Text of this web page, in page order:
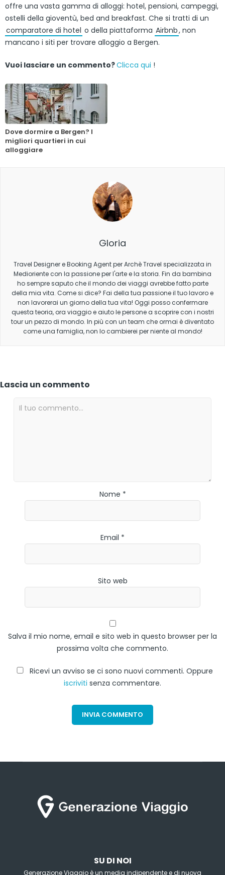
offre una vasta gamma di alloggi: hotel, pensioni, campeggi,
ostelli della gioventù, bed and breakfast. Che si tratti di un
comparatore di hotel o della piattaforma Airbnb, non
mancano i siti per trovare alloggio a Bergen.
Vuoi lasciare un commento?Clicca qui !
Dove dormire a Bergen? I
migliori quartieri in cui
alloggiare
Gloria
Travel Designer e Booking Agent per Archè Travel specializzata in
Medioriente con la passione per l'arte e la storia. Fin da bambina
ho sempre saputo che il mondo dei viaggi avrebbe fatto parte
della mia vita. Come si dice? Fai della tua passione il tuo lavoro e
non lavorerai un giorno della tua vita! Oggi posso confermare
questa teoria, ora viaggio e aiuto le persone a scoprire con i nostri
tour un pezzo di mondo. In più con un team che ormai è diventato
come una famiglia, non lo cambierei per niente al mondo!
Lascia un commento
Nome *
Email *
Sito web
Salva il mio nome, email e sito web in questo browser per la
prossima volta che commento.
Ricevi un avviso se ci sono nuovi commenti. Oppure
iscriviti senza commentare.
SU DI NOI
Generazione Viaggio è un media indipendente e di nuova